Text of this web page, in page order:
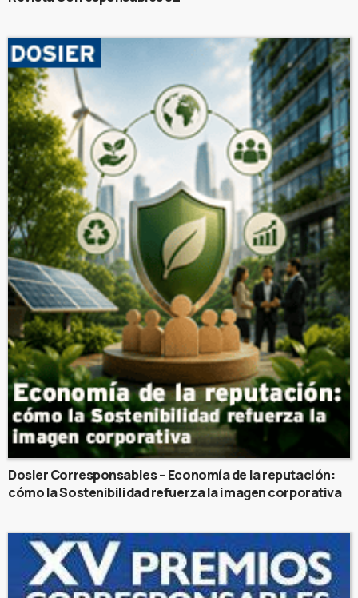
Dosier Corresponsables – Economía de la reputación:
cómo la Sostenibilidad refuerza la imagen corporativa